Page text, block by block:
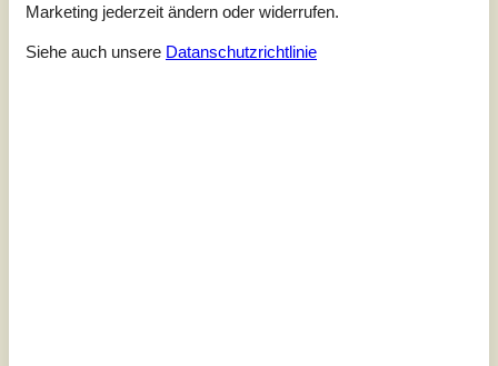
Unsere GästebewertungenExterne Bewertungen
Marketing jederzeit ändern oder widerrufen.
Siehe auch unsere Datanschutzrichtlinie